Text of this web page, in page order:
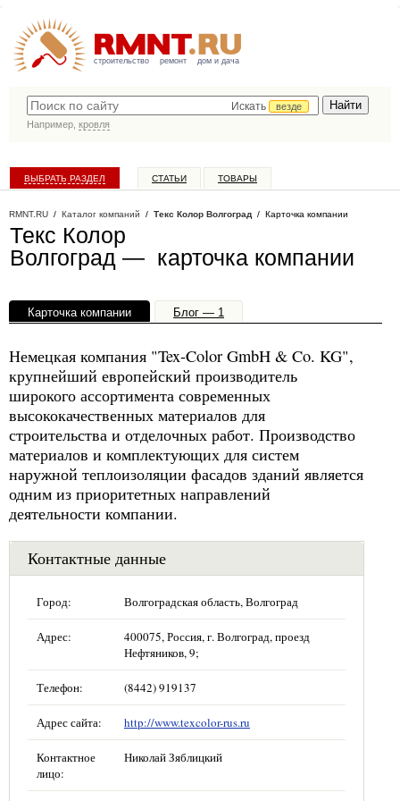
строительство ремонт дом и дача
Искать
везде
Например, кровля
ВЫБРАТЬ РАЗДЕЛ СТАТЬИ ТОВАРЫ
RMNT.RU / Каталог компаний / Текс Колор Волгоград / Карточка компании
Текс Колор
Волгоград — карточка компании
Карточка компании
Блог — 1
Немецкая компания "Tex-Color GmbH & Co. KG",
крупнейший европейский производитель
широкого ассортимента современных
высококачественных материалов для
строительства и отделочных работ. Производство
материалов и комплектующих для систем
наружной теплоизоляции фасадов зданий является
одним из приоритетных направлений
деятельности компании.
Контактные данные
Город: Волгоградская область, Волгоград
Адрес:
400075, Россия, г. Волгоград, проезд
Нефтяников, 9;
Телефон: (8442) 919137
Адрес сайта: http://www.texcolor-rus.ru
Контактное
лицо:
Николай Зяблицкий